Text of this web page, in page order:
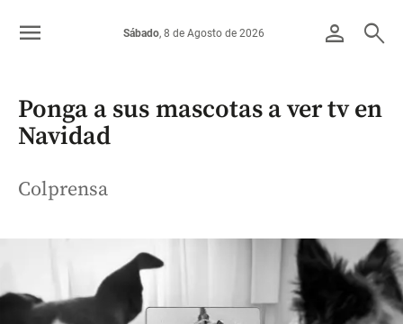
Colombia
person search
Sábado, 8 de Agosto de 2026
menu
Ponga a sus mascotas a ver tv en
Navidad
Colprensa